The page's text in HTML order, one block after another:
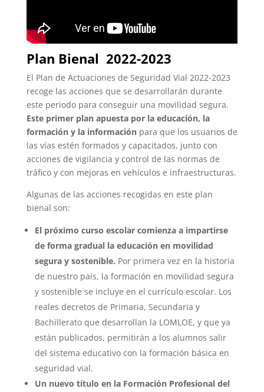
Plan Bienal 2022-2023
El Plan de Actuaciones de Seguridad Vial 2022-2023
recoge las acciones que se desarrollarán durante
este periodo para conseguir una movilidad segura.
Este primer plan apuesta por la educación, la
formación y la informaciónpara que los usuarios de
las vías estén formados y capacitados, junto con
acciones de vigilancia y control de las normas de
tráfico y con mejoras en vehículos e infraestructuras.
Algunas de las acciones recogidas en este plan
bienal son:
El próximo curso escolar comienza a impartirse
de forma gradual la educación en movilidad
segura y sostenible. Por primera vez en la historia
de nuestro país, la formación en movilidad segura
y sostenible se incluye en el currículo escolar. Los
reales decretos de Primaria, Secundaria y
Bachillerato que desarrollan la LOMLOE, y que ya
están publicados, permitirán a los alumnos salir
del sistema educativo con la formación básica en
seguridad vial.
Un nuevo título en la Formación Profesional del